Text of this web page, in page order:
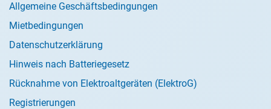
Allgemeine Geschäftsbedingungen
Mietbedingungen
Datenschutzerklärung
Hinweis nach Batteriegesetz
Rücknahme von Elektroaltgeräten (ElektroG)
Registrierungen